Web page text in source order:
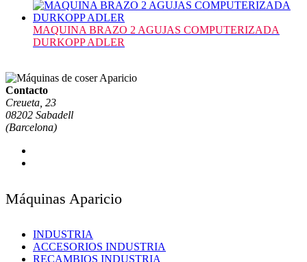
MAQUINA BRAZO 2 AGUJAS COMPUTERIZADA
DURKOPP ADLER
Contacto
Creueta, 23
08202 Sabadell
(Barcelona)
Máquinas Aparicio
INDUSTRIA
ACCESORIOS INDUSTRIA
RECAMBIOS INDUSTRIA